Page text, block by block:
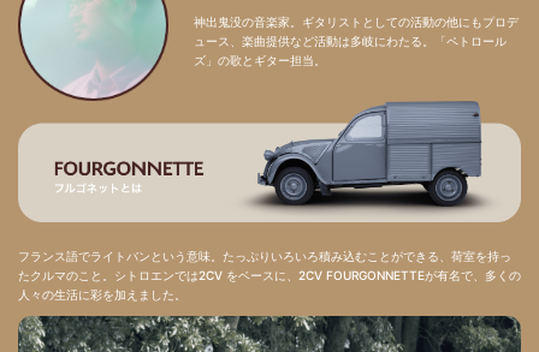
神出鬼没の音楽家。ギタリストとしての活動の他にもプロデ
ュース、楽曲提供など活動は多岐にわたる。「ペトロール
ズ」の歌とギター担当。
フランス語でライトバンという意味。たっぷりいろいろ積み込むことができる、荷室を持っ
たクルマのこと。シトロエンでは2CV をベースに、2CV FOURGONNETTEが有名で、多くの
人々の生活に彩を加えました。